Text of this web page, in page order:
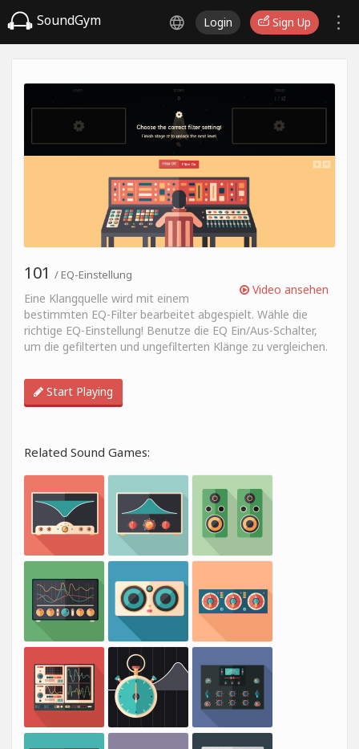
SoundGym Login Sign Up
Video ansehen
101 / EQ-Einstellung
Eine Klangquelle wird mit einem
bestimmten EQ-Filter bearbeitet abgespielt. Wähle die
richtige EQ-Einstellung! Benutze die EQ Ein/Aus-Schalter,
um die gefilterten und ungefilterten Klänge zu vergleichen.
Start Playing
Related Sound Games: